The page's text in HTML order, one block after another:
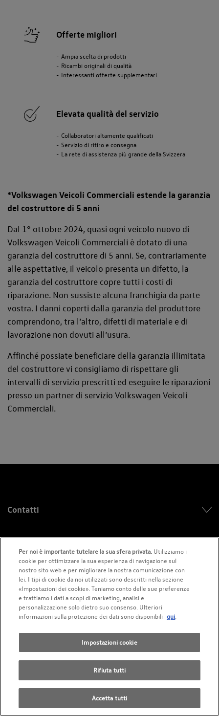
Offerte migliori
Ampia scelta di prodotti
Ricambi originali di qualità
Interessanti offerte supplementari
Elevata qualità del servizio
Collaboratori altamente qualificati
Servizio di ritiro e consegna
La rete di assistenza più grande della Svizzera
*Volkswagen Veicoli Commerciali estende la garanzia
del costruttore di 5 anni
Dal 1° ottobre 2024, quasi ogni veicolo nuovo di
Volkswagen Veicoli Commerciali è dotato di una
garanzia del costruttore di 5 anni. Se, contrariamente
alle aspettative, il veicolo presenta un difetto, la
garanzia del costruttore copre tutti i costi di
riparazione. Non sussiste alcuna franchigia da parte
vostra. I danni coperti dalla garanzia del produttore
comprendono, tra l’altro, difetti di materiale e di
lavorazione non dovuti all’usura.
Affinché possiate beneficiare della garanzia illimitata
del costruttore vi consigliamo di rispettare gli
intervalli di servizio prescritti ed eseguire le riparazioni
presso un partner di servizio Volkswagen Veicoli
Commerciali.
Contatti
Prenota un Test Drive
Richiedi un’offerta
Promozioni
Contatti il garage AMAG
Per noi è importante tutelare la sua sfera privata. Utilizziamo i
cookie per ottimizzare la sua esperienza di navigazione sul
nostro sito web e per migliorare la nostra comunicazione con
lei. I tipi di cookie da noi utilizzati sono descritti nella sezione
«Impostazioni dei cookie». Teniamo conto delle sue preferenze
e trattiamo i dati a scopi di marketing, analisi e
personalizzazione solo dietro suo consenso. Ulteriori
informazioni sulla protezione dei dati sono disponibili qui
Impostazioni cookie
Rifiuta tutti
Accetta tutti